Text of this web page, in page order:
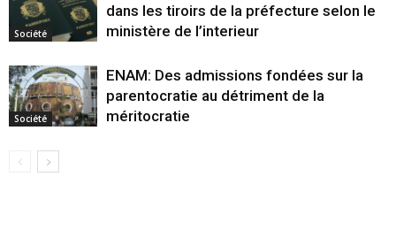
Société
dans les tiroirs de la préfecture selon le
ministère de l’interieur
Société
ENAM: Des admissions fondées sur la
parentocratie au détriment de la
méritocratie